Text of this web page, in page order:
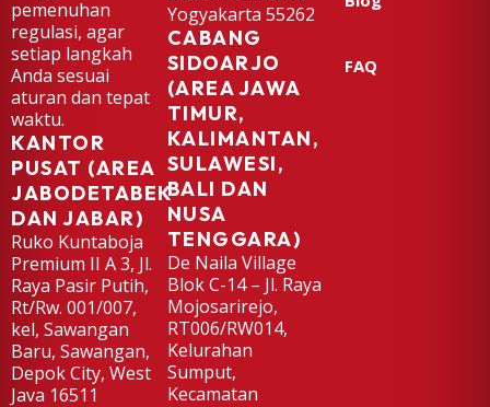
pemenuhan
regulasi, agar
setiap langkah
Anda sesuai
aturan dan tepat
waktu.
KANTOR
PUSAT (AREA
JABODETABEK
DAN JABAR)
Ruko Kuntaboja
Premium II A 3, Jl.
Raya Pasir Putih,
Rt/Rw. 001/007,
kel, Sawangan
Baru, Sawangan,
Depok City, West
Java 16511
Yogyakarta 55262
CABANG
SIDOARJO
(AREA JAWA
TIMUR,
KALIMANTAN,
SULAWESI,
BALI DAN
NUSA
TENGGARA)
De Naila Village
Blok C-14 – Jl. Raya
Mojosarirejo,
RT006/RW014,
Kelurahan
Sumput,
Kecamatan
FAQ